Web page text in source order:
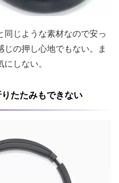
じような素材なので安っ
の押し心地でもない。ま
しない。
たたみもできない